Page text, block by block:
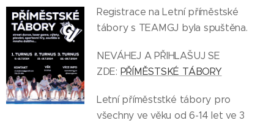
Registrace na Letní příměstské
tábory s TEAMGJ byla spuštěna.
NEVÁHEJ A PŘIHLAŠUJ SE
ZDE: PŘÍMĚSTSKÉ TÁBORY
Letní příměststké tábory pro
všechny ve věku od 6-14 let ve 3